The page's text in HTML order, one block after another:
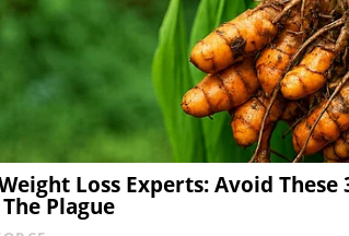
Loss Experts: Avoid These
Plague